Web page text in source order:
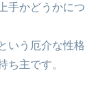
手かどうかにつ
という厄介な性格
ち主です。